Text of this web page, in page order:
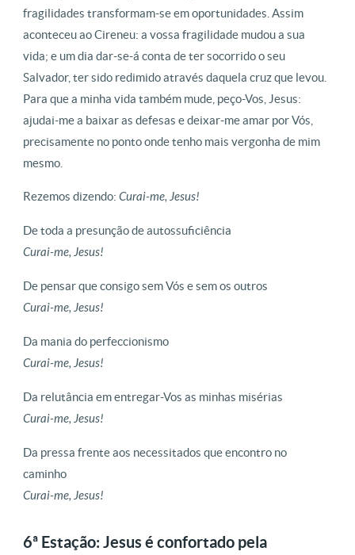
fragilidades transformam-se em oportunidades. Assim
aconteceu ao Cireneu: a vossa fragilidade mudou a sua
vida; e um dia dar-se-á conta de ter socorrido o seu
Salvador, ter sido redimido através daquela cruz que levou.
Para que a minha vida também mude, peço-Vos, Jesus:
ajudai-me a baixar as defesas e deixar-me amar por Vós,
precisamente no ponto onde tenho mais vergonha de mim
mesmo.
Rezemos dizendo: Curai-me, Jesus!
De toda a presunção de autossuficiência
Curai-me, Jesus!
De pensar que consigo sem Vós e sem os outros
Curai-me, Jesus!
Da mania do perfeccionismo
Curai-me, Jesus!
Da relutância em entregar-Vos as minhas misérias
Curai-me, Jesus!
Da pressa frente aos necessitados que encontro no
caminho
Curai-me, Jesus!
6ª Estação: Jesus é confortado pela